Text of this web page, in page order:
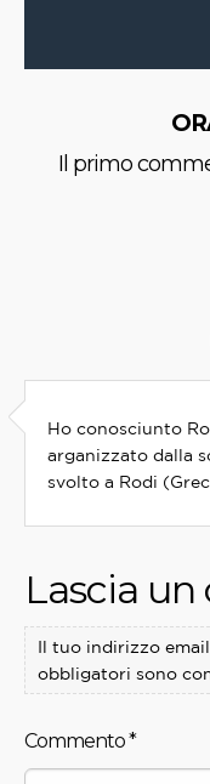
Il primo
Ho conosciunto
arganizzato dalla
svolto a Rodi
Lascia
Il tuo indirizzo
obbligatori sono
Commento*